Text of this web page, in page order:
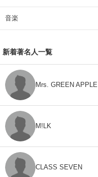
音楽
新着著名人一覧
Mrs. GREEN APPLE
M!LK
CLASS SEVEN